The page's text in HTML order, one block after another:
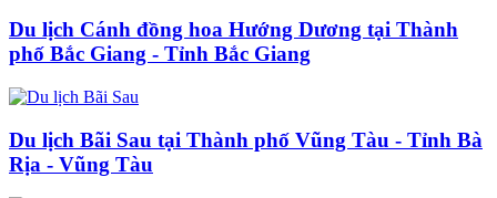
Du lịch Cánh đồng hoa Hướng Dương tại Thành
phố Bắc Giang - Tỉnh Bắc Giang
Du lịch Bãi Sau tại Thành phố Vũng Tàu - Tỉnh Bà
Rịa - Vũng Tàu